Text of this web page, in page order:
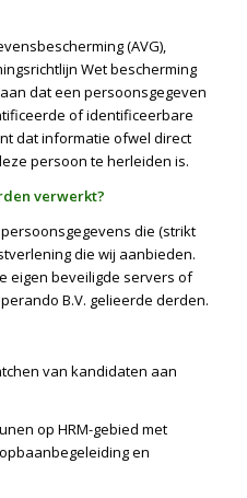
(AVG),
Wet bescherming
dat een persoonsgegeven
of identificeerbare
dat informatie ofwel direct
persoon te herleiden is.
verwerkt?
die (strikt
die wij aanbieden.
eigen beveiligde servers of
B.V. gelieerde derden.
van kandidaten aan
op HRM-gebied met
en